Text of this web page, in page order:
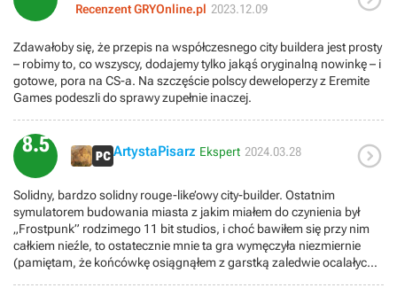
Recenzent GRYOnline.pl 2023.12.09
Zdawałoby się, że przepis na współczesnego city buildera jest prosty
– robimy to, co wszyscy, dodajemy tylko jakąś oryginalną nowinkę – i
gotowe, pora na CS-a. Na szczęście polscy deweloperzy z Eremite
Games podeszli do sprawy zupełnie inaczej.
8.5 ArtystaPisarz Ekspert 2024.03.28 
Solidny, bardzo solidny rouge-like’owy city-builder. Ostatnim
symulatorem budowania miasta z jakim miałem do czynienia był
„Frostpunk” rodzimego 11 bit studios, i choć bawiłem się przy nim
całkiem nieźle, to ostatecznie mnie ta gra wymęczyła niezmiernie
(pamiętam, że końcówkę osiągnąłem z garstką zaledwie ocalałych i